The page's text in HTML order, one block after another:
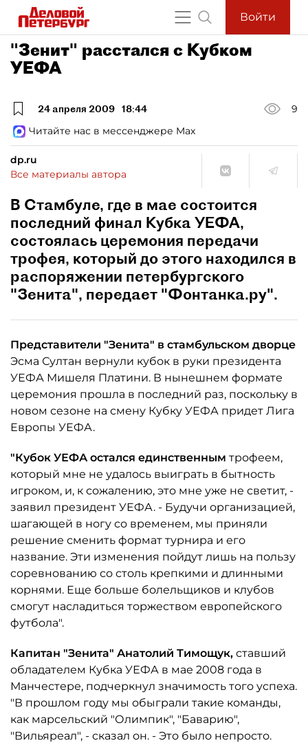
Войти
"Зенит" расстался с Кубком
УЕФА
24 апреля 2009 18:44
9
Читайте нас в мессенджере Max
dp.ru
Все материалы автора
В Стамбуле, где в мае состоится
последний финал Кубка УЕФА,
состоялась церемония передачи
трофея, который до этого находился в
распоряжении петербургского
"Зенита", передает "Фонтанка.ру".
Представители "Зенита" в стамбульском дворце
Эсма Султан вернули кубок в руки президента
УЕФА Мишеля Платини. В нынешнем формате
церемония прошла в последний раз, поскольку в
новом сезоне на смену Кубку УЕФА придет Лига
Европы УЕФА.
"Кубок УЕФА остался единственным трофеем,
который мне не удалось выиграть в бытность
игроком, и, к сожалению, это мне уже не светит, -
заявил президент УЕФА. - Будучи организацией,
шагающей в ногу со временем, мы приняли
решение сменить формат турнира и его
название. Эти изменения пойдут лишь на пользу
соревнованию со столь крепкими и длинными
корнями. Еще больше болельщиков и клубов
смогут насладиться торжеством европейского
футбола".
Капитан "Зенита" Анатолий Тимощук, ставший
обладателем Кубка УЕФА в мае 2008 года в
Манчестере, подчеркнул значимость того успеха.
"В прошлом году мы обыграли такие команды,
как марсельский "Олимпик", "Баварию",
"Вильяреал", - сказал он. - Это было непросто.